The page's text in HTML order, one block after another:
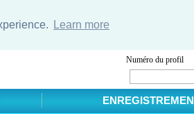
Learn more
Numéro du profil